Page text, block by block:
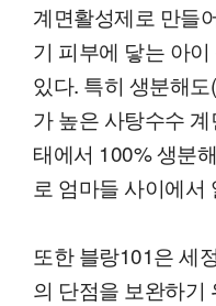
계면활성제로 만들
기 피부에 닿는 아
있다. 특히 생분해
가 높은 사탕수수
태에서 100% 생분
로 엄마들 사이에서
또한 블랑101은 세
의 단점을 보완하기